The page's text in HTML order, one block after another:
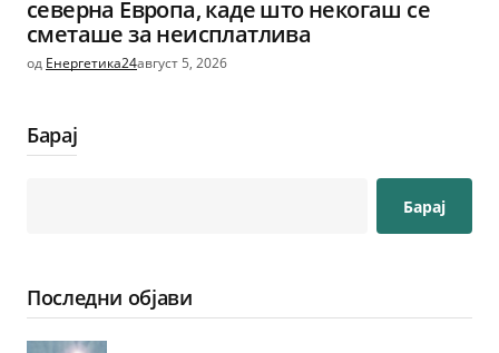
северна Европа, каде што некогаш се
сметаше за неисплатлива
од Енергетика24август 5, 2026
Барај
Барај
Последни објави